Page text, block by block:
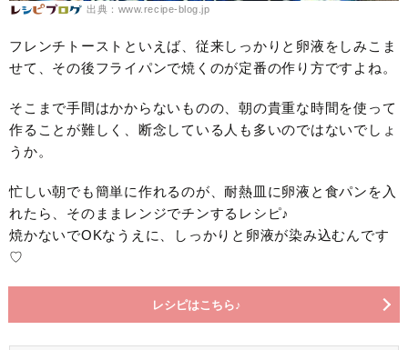
出典：www.recipe-blog.jp
フレンチトーストといえば、従来しっかりと卵液をしみこま
せて、その後フライパンで焼くのが定番の作り方ですよね。
そこまで手間はかからないものの、朝の貴重な時間を使って
作ることが難しく、断念している人も多いのではないでしょ
うか。
忙しい朝でも簡単に作れるのが、耐熱皿に卵液と食パンを入
れたら、そのままレンジでチンするレシピ♪
焼かないでOKなうえに、しっかりと卵液が染み込むんです
♡
レシピはこちら♪